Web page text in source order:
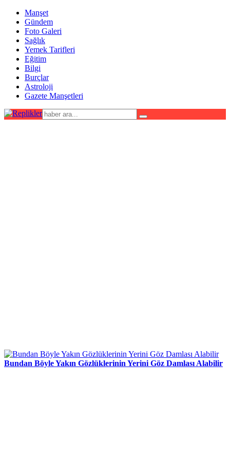
Manşet
Gündem
Foto Galeri
Sağlık
Yemek Tarifleri
Eğitim
Bilgi
Burçlar
Astroloji
Gazete Manşetleri
Bundan Böyle Yakın Gözlüklerinin Yerini Göz Damlası Alabilir